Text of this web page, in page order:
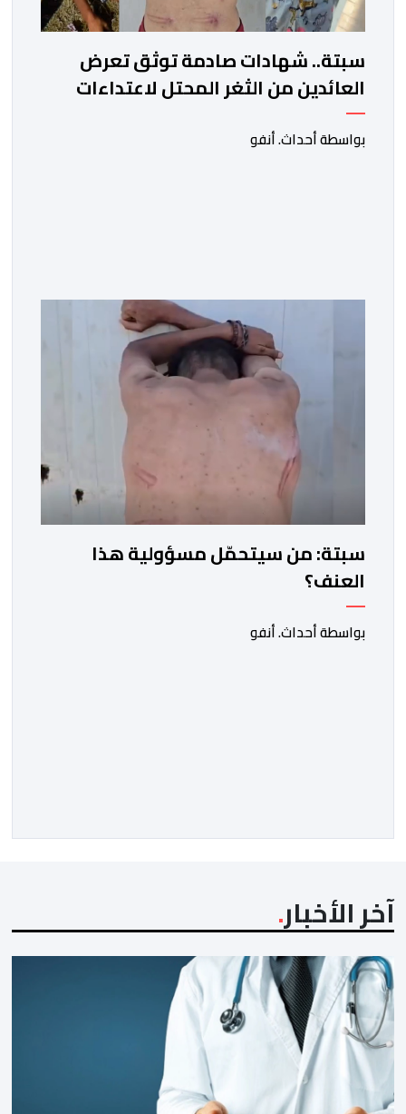
سبتة.. شهادات صادمة توثق تعرض
العائدين من الثغر المحتل لاعتداءات
جسيمة من قبل الحرس المدني
الاسباني
بواسطة أحداث. أنفو
سبتة: من سيتحمّل مسؤولية هذا
العنف؟
بواسطة أحداث. أنفو
آخر الأخبار